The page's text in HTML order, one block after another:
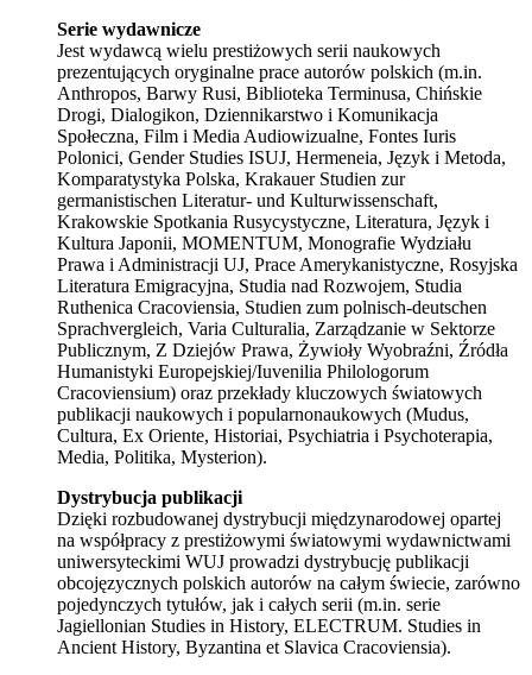
Serie wydawnicze
Jest wydawcą wielu prestiżowych serii naukowych
prezentujących oryginalne prace autorów polskich (m.in.
Anthropos, Barwy Rusi, Biblioteka Terminusa, Chińskie
Drogi, Dialogikon, Dziennikarstwo i Komunikacja
Społeczna, Film i Media Audiowizualne, Fontes Iuris
Polonici, Gender Studies ISUJ, Hermeneia, Język i Metoda,
Komparatystyka Polska, Krakauer Studien zur
germanistischen Literatur- und Kulturwissenschaft,
Krakowskie Spotkania Rusycystyczne, Literatura, Język i
Kultura Japonii, MOMENTUM, Monografie Wydziału
Prawa i Administracji UJ, Prace Amerykanistyczne, Rosyjska
Literatura Emigracyjna, Studia nad Rozwojem, Studia
Ruthenica Cracoviensia, Studien zum polnisch-deutschen
Sprachvergleich, Varia Culturalia, Zarządzanie w Sektorze
Publicznym, Z Dziejów Prawa, Żywioły Wyobraźni, Źródła
Humanistyki Europejskiej/Iuvenilia Philologorum
Cracoviensium) oraz przekłady kluczowych światowych
publikacji naukowych i popularnonaukowych (Mudus,
Cultura, Ex Oriente, Historiai, Psychiatria i Psychoterapia,
Media, Politika, Mysterion).
Dystrybucja publikacji
Dzięki rozbudowanej dystrybucji międzynarodowej opartej
na współpracy z prestiżowymi światowymi wydawnictwami
uniwersyteckimi WUJ prowadzi dystrybucję publikacji
obcojęzycznych polskich autorów na całym świecie, zarówno
pojedynczych tytułów, jak i całych serii (m.in. serie
Jagiellonian Studies in History, ELECTRUM. Studies in
Ancient History, Byzantina et Slavica Cracoviensia).